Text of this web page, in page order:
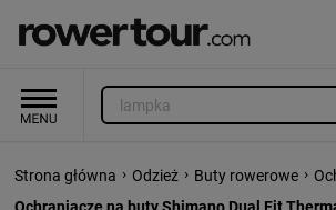
Strona główna › Odzież › Buty rowerowe ›